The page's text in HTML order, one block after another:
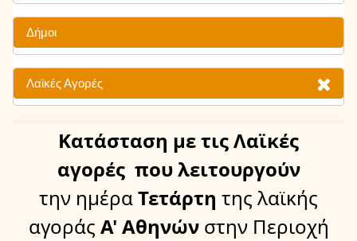
Δήμοι
Λαϊκές Αγορές
Κατάσταση με τις Λαϊκές
αγορές που λειτουργούν
την ημέραΤετάρτη της λαϊκής
αγοράς Α' Αθηνών στην Περιοχή